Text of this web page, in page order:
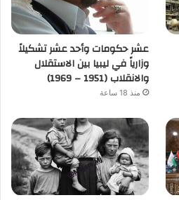
عشر حكومات وأحد عشر تشكيلاً
وزارياً في ليبيا بين الاستقلال
والانقلاب (1951 – 1969)
منذ 18 ساعة